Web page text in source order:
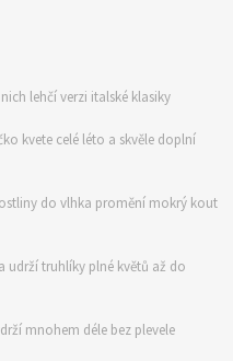
lehčí verzi italské klasiky
kvete celé léto a skvěle doplní
do vlhka promění mokrý kout
udrží truhlíky plné květů až do
mnohem déle bez plevele